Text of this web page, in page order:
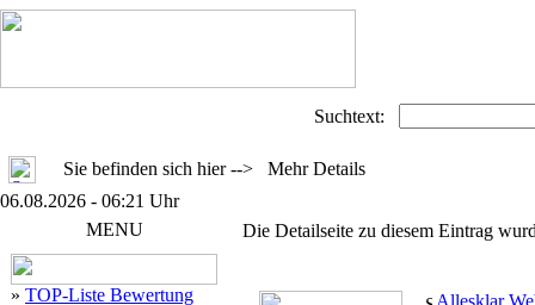
Suchtext:
Sie befinden sich hier --> Mehr Details
06.08.2026 - 06:21 Uhr
MENU
» TOP-Liste Bewertung
Die Detailseite zu diesem Eintrag
Allesklar